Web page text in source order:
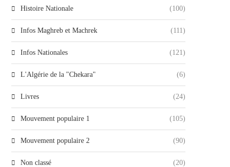
Histoire Nationale (100)
Infos Maghreb et Machrek (111)
Infos Nationales (121)
L'Algérie de la "Chekara" (6)
Livres (24)
Mouvement populaire 1 (105)
Mouvement populaire 2 (90)
Non classé (20)